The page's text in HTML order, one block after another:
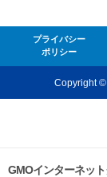
プライバシー
ポリシー
Copyright ©
GMOインターネッ